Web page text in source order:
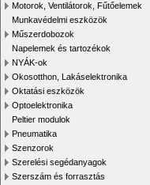
Motorok, Ventilátorok, Fűtőelemek
Munkavédelmi eszközök
Műszerdobozok
Napelemek és tartozékok
NYÁK-ok
Okosotthon, Lakáselektronika
Oktatási eszközök
Optoelektronika
Peltier modulok
Pneumatika
Szenzorok
Szerelési segédanyagok
Szerszám és forrasztás